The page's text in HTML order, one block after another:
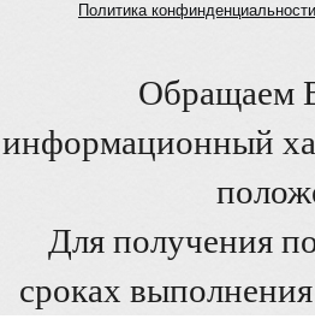
Политика конфинденциальности
Обращаем
информационный
Для получения
сроках